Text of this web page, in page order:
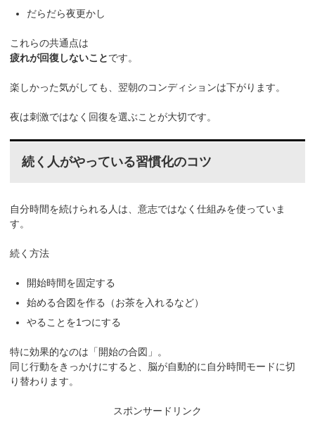
だらだら夜更かし
これらの共通点は
疲れが回復しないことです。
楽しかった気がしても、翌朝のコンディションは下がります。
夜は刺激ではなく回復を選ぶことが大切です。
続く人がやっている習慣化のコツ
自分時間を続けられる人は、意志ではなく仕組みを使っていま
す。
続く方法
開始時間を固定する
始める合図を作る（お茶を入れるなど）
やることを1つにする
特に効果的なのは「開始の合図」。
同じ行動をきっかけにすると、脳が自動的に自分時間モードに切
り替わります。
スポンサードリンク